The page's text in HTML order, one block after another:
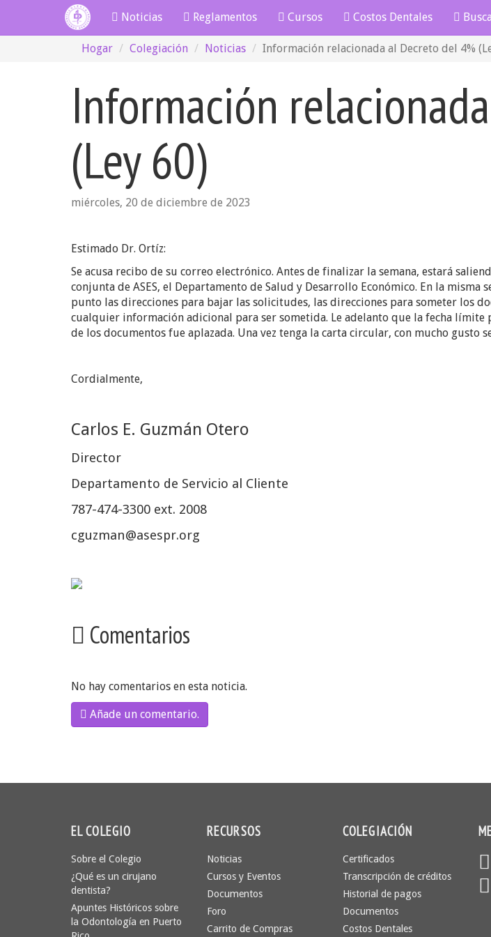
Noticias Reglamentos Cursos Costos Dentales
Hogar Colegiación Noticias Información relacionada al Decreto del 4%
Información
(Ley 60)
miércoles, 20 de diciembre de 2023
Estimado Dr. Ortíz:
Se acusa recibo de su correo electrónico. Antes de finalizar la semana, estará
conjunta de ASES, el Departamento de Salud y Desarrollo Económico. En la misma
punto las direcciones para bajar las solicitudes, las direcciones para someter los
cualquier información adicional para ser sometida. Le adelanto que la fecha límite
de los documentos fue aplazada. Una vez tenga la carta circular, con mucho gusto
Cordialmente,
Carlos E. Guzmán Otero
Director
Departamento de Servicio al Cliente
787-474-3300 ext. 2008
cguzman@asespr.org
Comentarios
No hay comentarios en esta noticia.
Añade un comentario.
EL COLEGIO
Sobre el Colegio
¿Qué es un cirujano
dentista?
Apuntes Históricos sobre
la Odontología en Puerto
RECURSOS
Noticias
Cursos y Eventos
Documentos
Foro
Carrito de Compras
COLEGIACIÓN
Certificados
Transcripción de créditos
Historial de pagos
Documentos
Costos Dentales